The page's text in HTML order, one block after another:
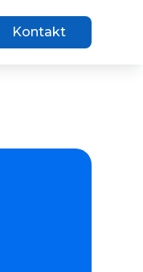
Kontakt